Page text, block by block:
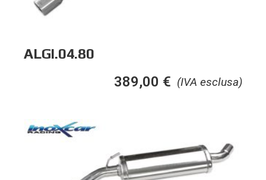
ALGI.04.80
(IVA esclusa)
389,00 €